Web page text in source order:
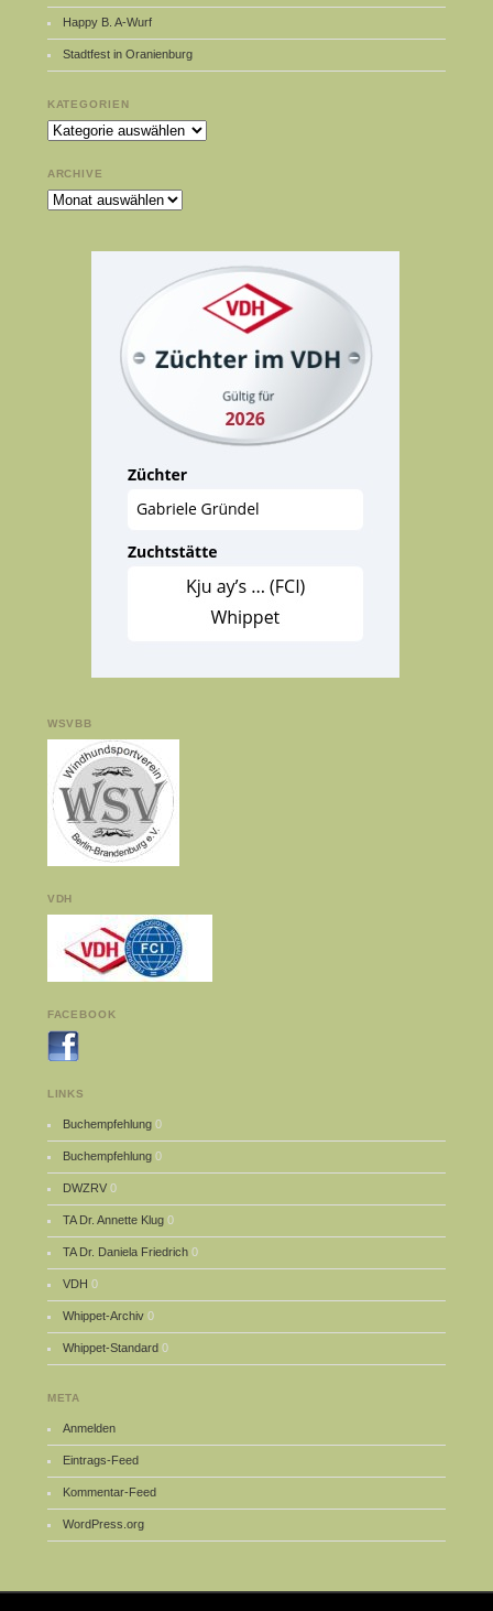
Happy B. A-Wurf
Stadtfest in Oranienburg
KATEGORIEN
Kategorien
ARCHIVE
Archive
WSVBB
VDH
FACEBOOK
LINKS
Buchempfehlung 0
Buchempfehlung 0
DWZRV 0
TA Dr. Annette Klug 0
TA Dr. Daniela Friedrich 0
VDH 0
Whippet-Archiv 0
Whippet-Standard 0
META
Anmelden
Eintrags-Feed
Kommentar-Feed
WordPress.org